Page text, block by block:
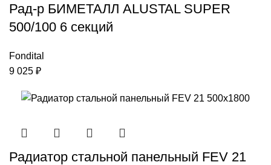
Рад-р БИМЕТАЛЛ ALUSTAL SUPER
500/100 6 секций
Fondital
9 025 ₽
Радиатор стальной панельный FEV 21